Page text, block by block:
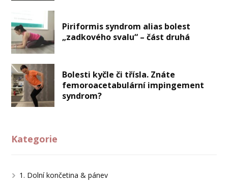
Piriformis syndrom alias bolest
„zadkového svalu“ – část druhá
Bolesti kyčle či třísla. Znáte
femoroacetabulární impingement
syndrom?
Kategorie
1. Dolní končetina & pánev